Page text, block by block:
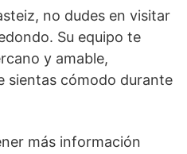
no dudes en visitar
Su equipo te
y amable,
sientas cómodo durante
más información